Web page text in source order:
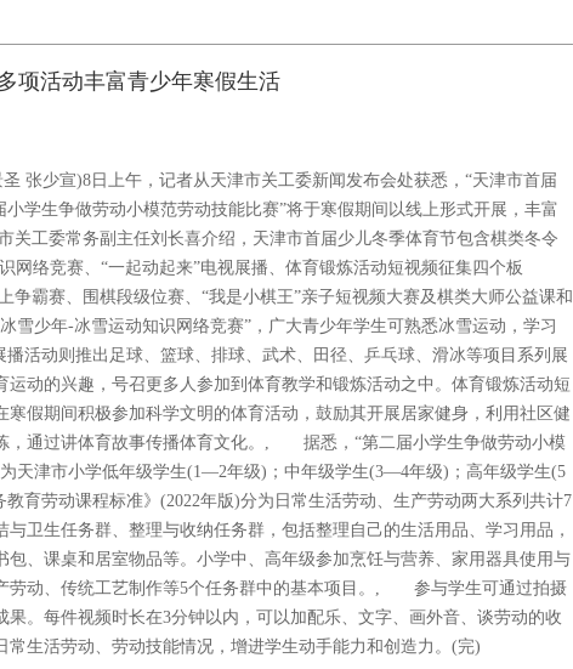
项活动丰富青少年寒假生活
少宣)8日上午，记者从天津市关工委新闻发布会处获悉，“天津市首届
小学生争做劳动小模范劳动技能比赛”将于寒假期间以线上形式开展，丰富
工委常务副主任刘长喜介绍，天津市首届少儿冬季体育节包含棋类冬令
网络竞赛、“一起动起来”电视展播、体育锻炼活动短视频征集四个板
霸赛、围棋段级位赛、“我是小棋王”亲子短视频大赛及棋类大师公益课和
雪少年-冰雪运动知识网络竞赛”，广大青少年学生可熟悉冰雪运动，学习
播活动则推出足球、篮球、排球、武术、田径、乒乓球、滑冰等项目系列展
运动的兴趣，号召更多人参加到体育教学和锻炼活动之中。体育锻炼活动短
寒假期间积极参加科学文明的体育活动，鼓励其开展居家健身，利用社区健
，通过讲体育故事传播体育文化。, 据悉，“第二届小学生争做劳动小模
天津市小学低年级学生(1—2年级)；中年级学生(3—4年级)；高年级学生(5
育劳动课程标准》(2022年版)分为日常生活劳动、生产劳动两大系列共计7
卫生任务群、整理与收纳任务群，包括整理自己的生活用品、学习用品，
包、课桌和居室物品等。小学中、高年级参加烹饪与营养、家用器具使用与
劳动、传统工艺制作等5个任务群中的基本项目。, 参与学生可通过拍摄
果。每件视频时长在3分钟以内，可以加配乐、文字、画外音、谈劳动的收
常生活劳动、劳动技能情况，增进学生动手能力和创造力。(完)